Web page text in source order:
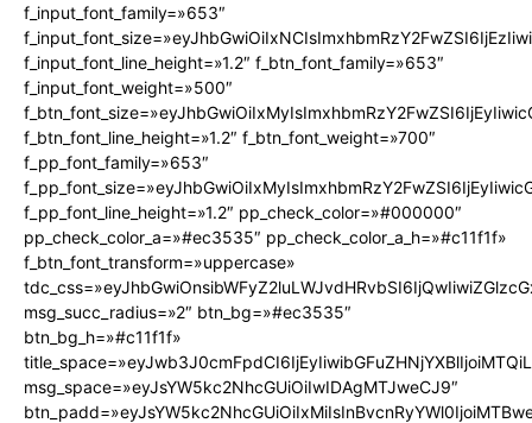
f_input_font_family=»653″
f_input_font_line_height=»1.2″ f_btn_font_family=»653″
f_input_font_weight=»500″
f_btn_font_line_height=»1.2″ f_btn_font_weight=»700″
f_pp_font_family=»653″
f_pp_font_line_height=»1.2″ pp_check_color=»#000000″
pp_check_color_a=»#ec3535″ pp_check_color_a_h=»#c11f1f»
f_btn_font_transform=»uppercase»
msg_succ_radius=»2″ btn_bg=»#ec3535″
btn_bg_h=»#c11f1f»
msg_space=»eyJsYW5kc2NhcGUiOiIwIDAgMTJweCJ9″